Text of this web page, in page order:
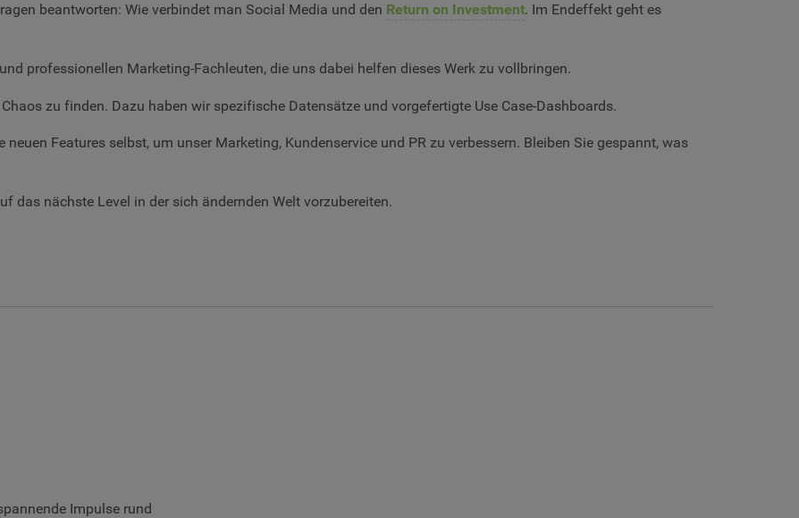
beantworten: Wie verbindet man Social Media und den Return on Investment. Im Endeffekt geht es
professionellen Marketing-Fachleuten, die uns dabei helfen dieses Werk zu vollbringen.
zu finden. Dazu haben wir spezifische Datensätze und vorgefertigte Use Case-Dashboards.
Features selbst, um unser Marketing, Kundenservice und PR zu verbessern. Bleiben Sie gespannt, was
das nächste Level in der sich ändernden Welt vorzubereiten.
Impulse rund